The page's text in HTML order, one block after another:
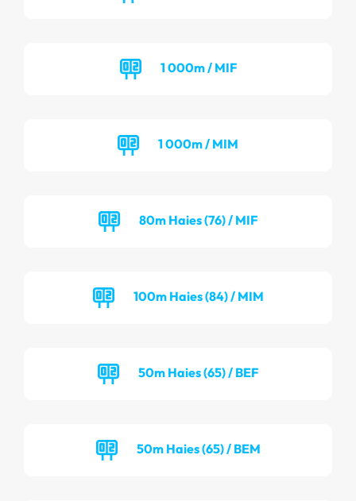
1 000m / MIF
1 000m / MIM
80m Haies (76) / MIF
100m Haies (84) / MIM
50m Haies (65) / BEF
50m Haies (65) / BEM